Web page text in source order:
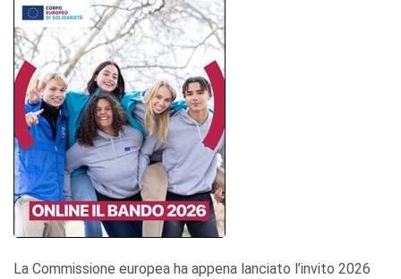
La Commissione europea ha appena lanciato l’invito 2026